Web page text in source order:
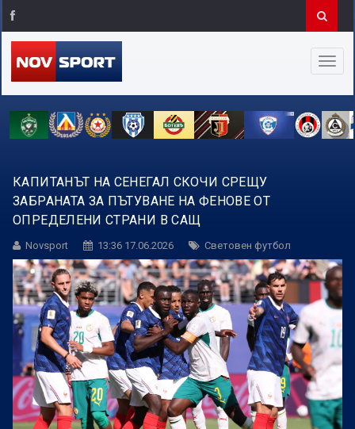
КАПИТАНЪТ НА СЕНЕГАЛ СКОЧИ СРЕЩУ
ЗАБРАНАТА ЗА ПЪТУВАНЕ НА ФЕНОВЕ ОТ
ОПРЕДЕЛЕНИ СТРАНИ В САЩ
Novsport 13:36 17.06.2026 Световен футбол